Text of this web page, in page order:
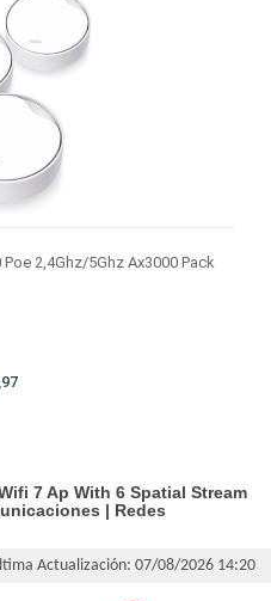
2,4Ghz/5Ghz Ax3000 Pack
7 Ap With 6 Spatial Stream
| Redes
Actualización: 07/08/2026 14:20